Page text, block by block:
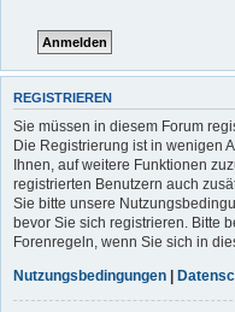
REGISTRIEREN
Sie müssen in diesem Forum
Die Registrierung ist in wenigen
Ihnen, auf weitere Funktionen
registrierten Benutzern auch
Sie bitte unsere
bevor Sie sich registrieren. Bitte
Forenregeln, wenn Sie sich in
Nutzungsbedingungen |